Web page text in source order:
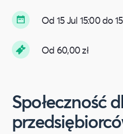
Od 15 Jul 15:00 do
Od 60,00 zł
Społeczność